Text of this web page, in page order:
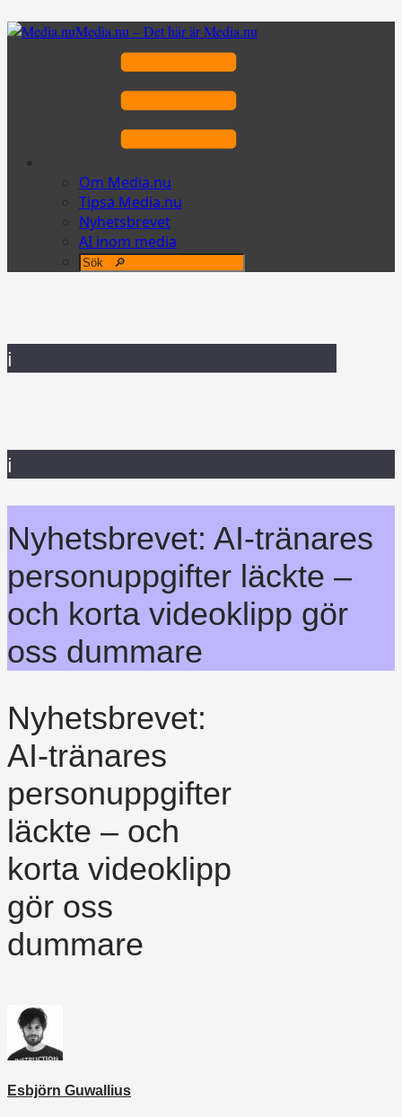
Media.nu – Det här är Media.nu
Om Media.nu
Tipsa Media.nu
Nyhetsbrevet
AI inom media
i
i
Nyhetsbrevet: AI-tränares
personuppgifter läckte –
och korta videoklipp gör
oss dummare
Nyhetsbrevet:
AI-tränares
personuppgifter
läckte – och
korta videoklipp
gör oss
dummare
Esbjörn Guwallius